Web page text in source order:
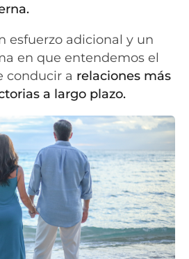
esfuerzo adicional y un
en que entendemos el
conducir a relaciones más
a largo plazo.